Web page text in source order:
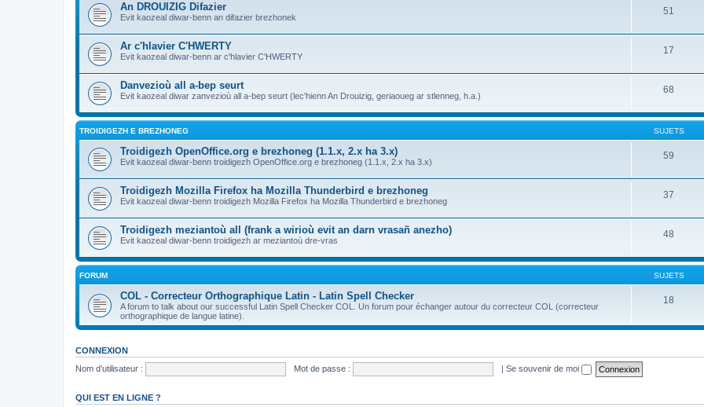
An DROUIZIG Difazier
Evit kaozeal diwar-benn an difazier brezhonek
51
Ar c'hlavier C'HWERTY
Evit kaozeal diwar-benn ar c'hlavier C'HWERTY
17
Danvezioù all a-bep seurt
Evit kaozeal diwar zanvezioù all a-bep seurt (lec'hienn An Drouizig, geriaoueg ar stlenneg, h.a.)
68
TROIDIGEZH E BREZHONEG SUJETS
Troidigezh OpenOffice.org e brezhoneg (1.1.x, 2.x ha 3.x)
Evit kaozeal diwar-benn troidigezh OpenOffice.org e brezhoneg (1.1.x, 2.x ha 3.x)
59
Troidigezh Mozilla Firefox ha Mozilla Thunderbird e brezhoneg
Evit kaozeal diwar-benn troidigezh Mozilla Firefox ha Mozilla Thunderbird e brezhoneg
37
Troidigezh meziantoù all (frank a wirioù evit an darn vrasañ anezho)
Evit kaozeal diwar-benn troidigezh ar meziantoù dre-vras
48
FORUM SUJETS
COL - Correcteur Orthographique Latin - Latin Spell Checker
A forum to talk about our successful Latin Spell Checker COL. Un forum pour échanger autour du correcteur COL (correcteur
orthographique de langue latine).
18
CONNEXION
Nom d’utilisateur :
Mot de passe : | Se souvenir de moi
QUI EST EN LIGNE ?